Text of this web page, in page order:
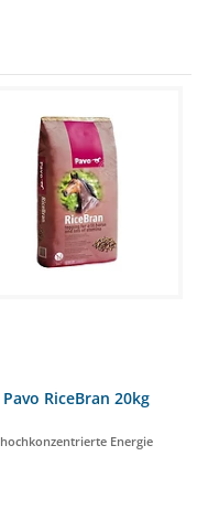
Pavo RiceBran 20kg
hochkonzentrierte Energie